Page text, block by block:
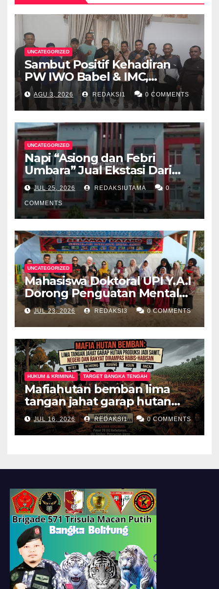
UNCATEGORIZED
Sambut Positif Kehadiran
PW IWO Babel & IMC,
Walikota Pangkalpinang
Apresiasi Peran Media Online
AGU 3, 2026 REDAKSI1 0 COMMENTS
UNCATEGORIZED
Napi “Asiong dan Febri
Umbara” Jual Ekstasi Dari
Dalam Lapas Rp 12 Juta/40
Butir
JUL 25, 2026 REDAKSIUTAMA 0
COMMENTS
UNCATEGORIZED
Mahasiswa Doktoral UPI Y.A.I
Dorong Penguatan Mental
Keluarga Anak
Berkebutuhan Khusus di
Palembang
JUL 23, 2026 REDAKSI3 0 COMMENTS
HUKUM & KRIMINAL TARGET BANGKA TENGAH
Mafiahutan bemban lima
tangan jahat garap hutan
produksi jadi perkebunan
sawit negeri dan rakyat
dirampas habis habisan
JUL 16, 2026 REDAKSI1 0 COMMENTS